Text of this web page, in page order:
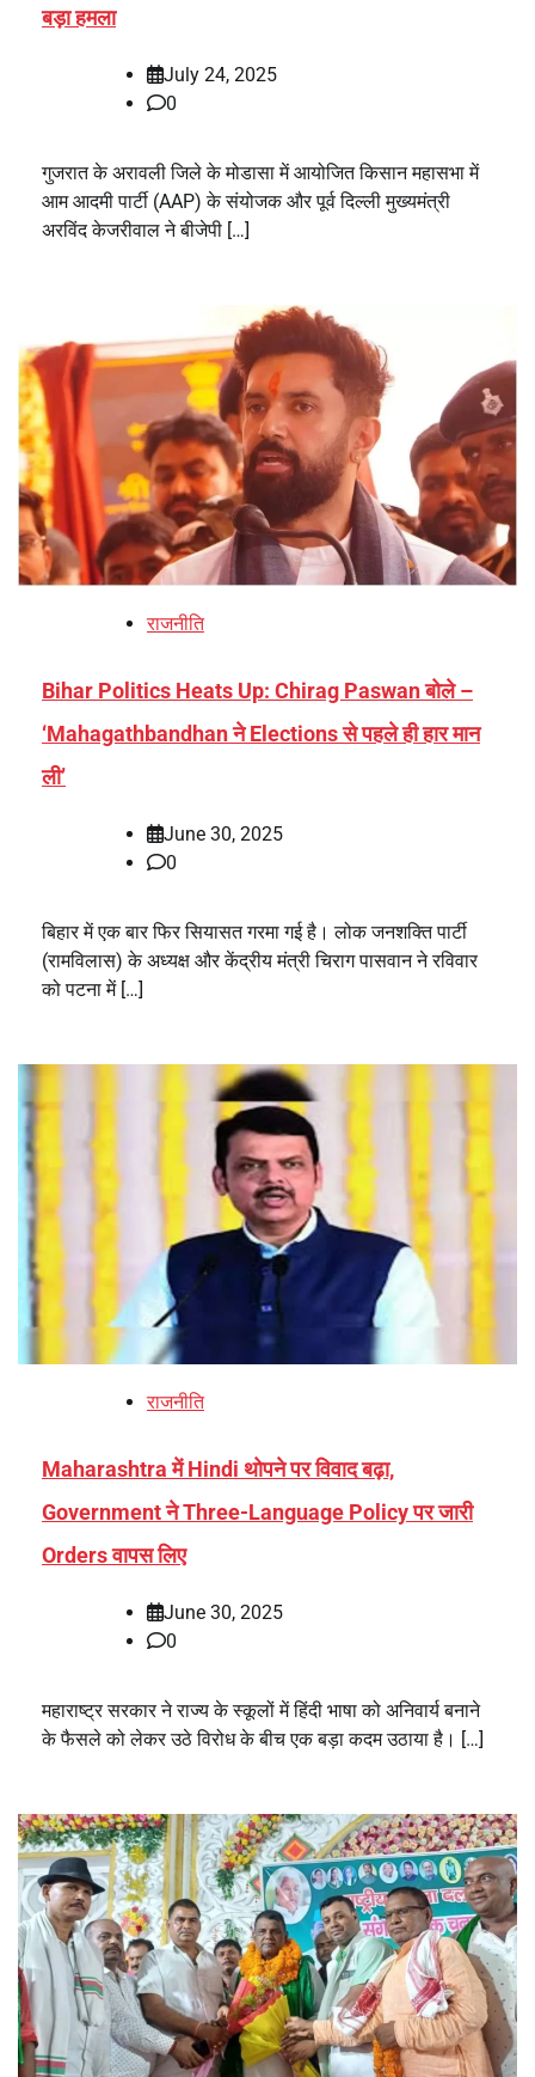
बड़ा हमला
July 24, 2025
0
गुजरात के अरावली जिले के मोडासा में आयोजित किसान महासभा में
आम आदमी पार्टी (AAP) के संयोजक और पूर्व दिल्ली मुख्यमंत्री
अरविंद केजरीवाल ने बीजेपी […]
राजनीति
Bihar Politics Heats Up: Chirag Paswan बोले –
‘Mahagathbandhan ने Elections से पहले ही हार मान
ली’
June 30, 2025
0
बिहार में एक बार फिर सियासत गरमा गई है। लोक जनशक्ति पार्टी
(रामविलास) के अध्यक्ष और केंद्रीय मंत्री चिराग पासवान ने रविवार
को पटना में […]
राजनीति
Maharashtra में Hindi थोपने पर विवाद बढ़ा,
Government ने Three-Language Policy पर जारी
Orders वापस लिए
June 30, 2025
0
महाराष्ट्र सरकार ने राज्य के स्कूलों में हिंदी भाषा को अनिवार्य बनाने
के फैसले को लेकर उठे विरोध के बीच एक बड़ा कदम उठाया है। […]